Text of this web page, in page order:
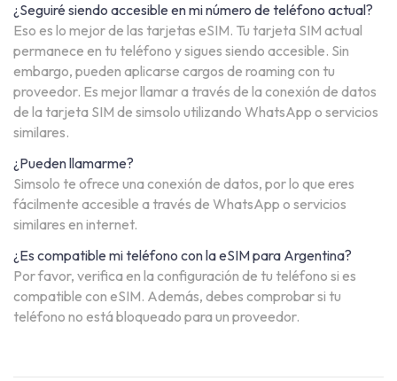
¿Seguiré siendo accesible en mi número de teléfono actual?
Eso es lo mejor de las tarjetas eSIM. Tu tarjeta SIM actual
permanece en tu teléfono y sigues siendo accesible. Sin
embargo, pueden aplicarse cargos de roaming con tu
proveedor. Es mejor llamar a través de la conexión de datos
de la tarjeta SIM de simsolo utilizando WhatsApp o servicios
similares.
¿Pueden llamarme?
Simsolo te ofrece una conexión de datos, por lo que eres
fácilmente accesible a través de WhatsApp o servicios
similares en internet.
¿Es compatible mi teléfono con la eSIM para Argentina?
Por favor, verifica en la configuración de tu teléfono si es
compatible con eSIM. Además, debes comprobar si tu
teléfono no está bloqueado para un proveedor.